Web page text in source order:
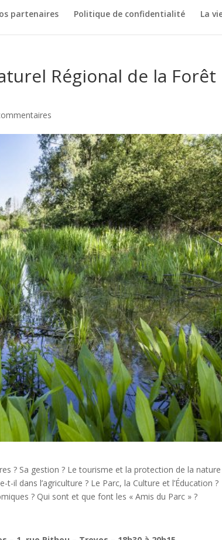
partenaires Politique de confidentialité La
Régional de la Forêt
? Sa gestion ? Le tourisme et la protection de la nature
il dans l’agriculture ? Le Parc, la Culture et l’Éducation ?
? Qui sont et que font les « Amis du Parc » ?